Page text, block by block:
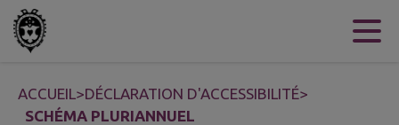
Contenu
ACCUEIL>DÉCLARATION D'ACCESSIBILITÉ>
SCHÉMA PLURIANNUEL